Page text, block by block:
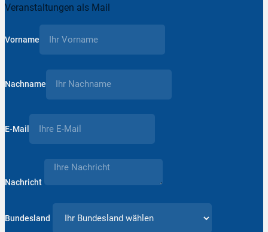
Veranstaltungen als Mail
Vorname
Nachname
E-Mail
Nachricht
Bundesland